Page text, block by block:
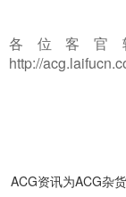
各位客官
http://
ACG资讯为ACG杂